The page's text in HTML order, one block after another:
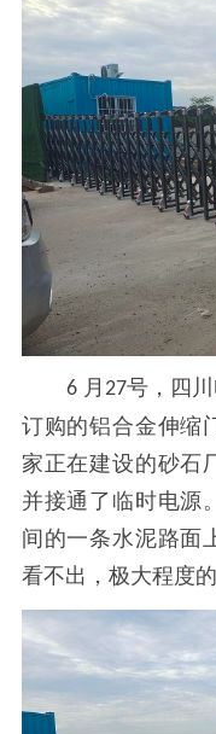
6 月 27号，四
订购的铝合金伸缩
家正在建设的砂石
并接通了临时电源
间的一条水泥路面
看不出，极大程度